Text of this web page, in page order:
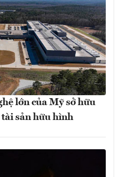
lớn của Mỹ sở hữu
sản hữu hình